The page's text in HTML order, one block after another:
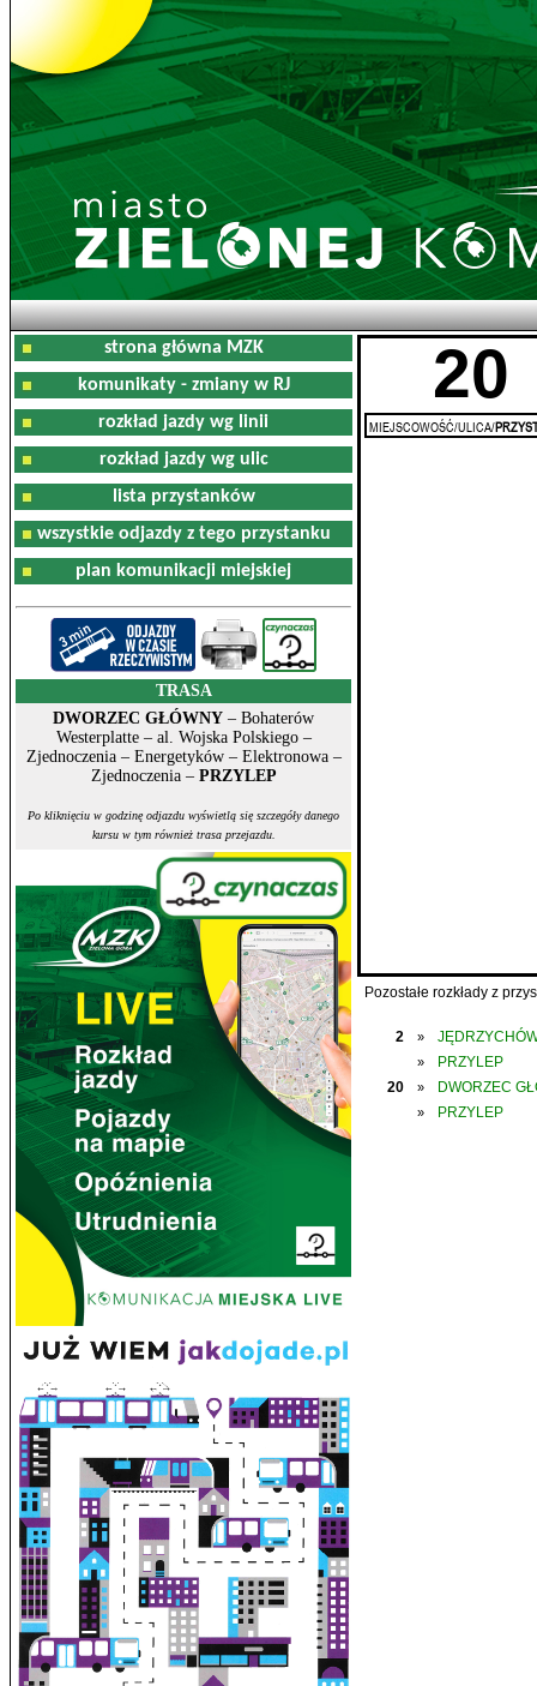
strona główna MZK
komunikaty - zmiany w RJ
rozkład jazdy wg linii
rozkład jazdy wg ulic
lista przystanków
wszystkie odjazdy z tego przystanku
plan komunikacji miejskiej
TRASA
DWORZEC GŁÓWNY – Bohaterów
Westerplatte – al. Wojska Polskiego –
Zjednoczenia – Energetyków – Elektronowa –
Zjednoczenia – PRZYLEP
Po kliknięciu w godzinę odjazdu wyświetlą się szczegóły danego
kursu w tym również trasa przejazdu.
20
MIEJSCOWOŚĆ/ULICA/
Pozostałe rozkłady z
2 »
»
PRZYLEP
20
» DWORZEC
» PRZYLEP